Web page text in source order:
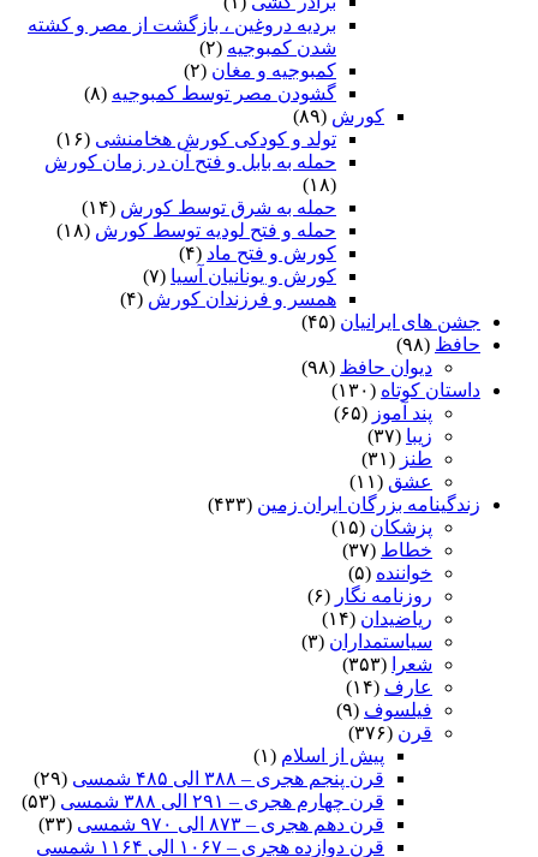
بردیه دروغین ، بازگشت از مصر و کشته
شدن کمبوجیه (۲)
کمبوجیه و مغان (۲)
گشودن مصر توسط کمبوجیه (۸)
کورش (۸۹)
تولد و کودکی کورش هخامنشی (۱۶)
حمله به بابل و فتح آن در زمان کورش
(۱۸)
حمله به شرق توسط کورش (۱۴)
حمله و فتح لودیه توسط کورش (۱۸)
کورش و فتح ماد (۴)
کورش و یونانیان آسیا (۷)
همسر و فرزندان کورش (۴)
جشن های ایرانیان (۴۵)
حافظ (۹۸)
دیوان حافظ (۹۸)
داستان کوتاه (۱۳۰)
پند آموز (۶۵)
زیبا (۳۷)
طنز (۳۱)
عشق (۱۱)
زندگینامه بزرگان ایران زمین (۴۳۳)
پزشکان (۱۵)
خطاط (۳۷)
خواننده (۵)
روزنامه نگار (۶)
ریاضیدان (۱۴)
سیاستمداران (۳)
شعرا
(۳۵۳)
عارف (۱۴)
فیلسوف (۹)
قرن (۳۷۶)
پیش از اسلام (۱)
قرن پنجم هجری – ۳۸۸ الی ۴۸۵ شمسی
(۲۹)
قرن چهارم هجری – ۲۹۱ الی ۳۸۸ شمسی
(۵۳)
قرن دهم هجری – ۸۷۳ الی ۹۷۰ شمسی
(۳۳)
قرن دوازده هجری – ۱۰۶۷ الی ۱۱۶۴ شمسی